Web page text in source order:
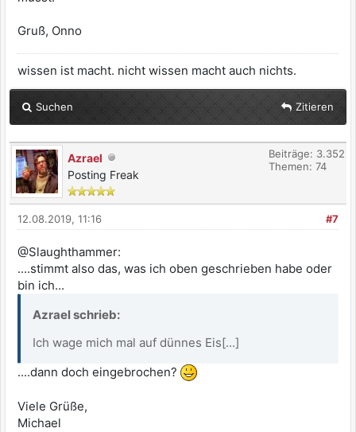
Gruß, Onno
wissen ist macht. nicht wissen macht auch nichts.
Suchen Zitieren
Azrael
Posting Freak
Beiträge: 3.352
Themen: 74
#7
12.08.2019, 11:16
@Slaughthammer:
....stimmt also das, was ich oben geschrieben habe oder
bin ich...
Azrael schrieb:
Ich wage mich mal auf dünnes Eis[...]
....dann doch eingebrochen?
Viele Grüße,
Michael